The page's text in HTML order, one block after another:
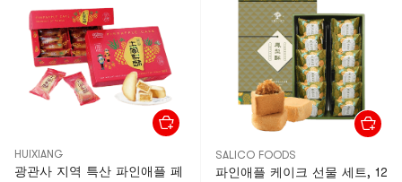
HUIXIANG
광관사 지역 특산 파인애플 페
SALICO FOODS
파인애플 케이크 선물 세트, 12